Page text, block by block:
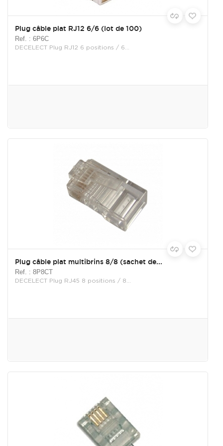
Plug câble plat RJ12 6/6 (lot de 100)
Ref. : 6P6C
DECELECT Plug RJ12 6 positions / 6...
Plug câble plat multibrins 8/8 (sachet de...
Ref. : 8P8CT
DECELECT Plug RJ45 8 positions / 8...